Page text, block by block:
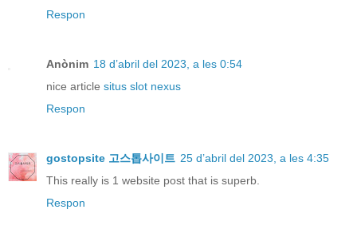
Respon
Anònim 18 d’abril del 2023, a les 0:54
nice article situs slot nexus
Respon
gostopsite 고스톱사이트 25 d’abril del 2023, a les 4:35
This really is 1 website post that is superb.
Respon